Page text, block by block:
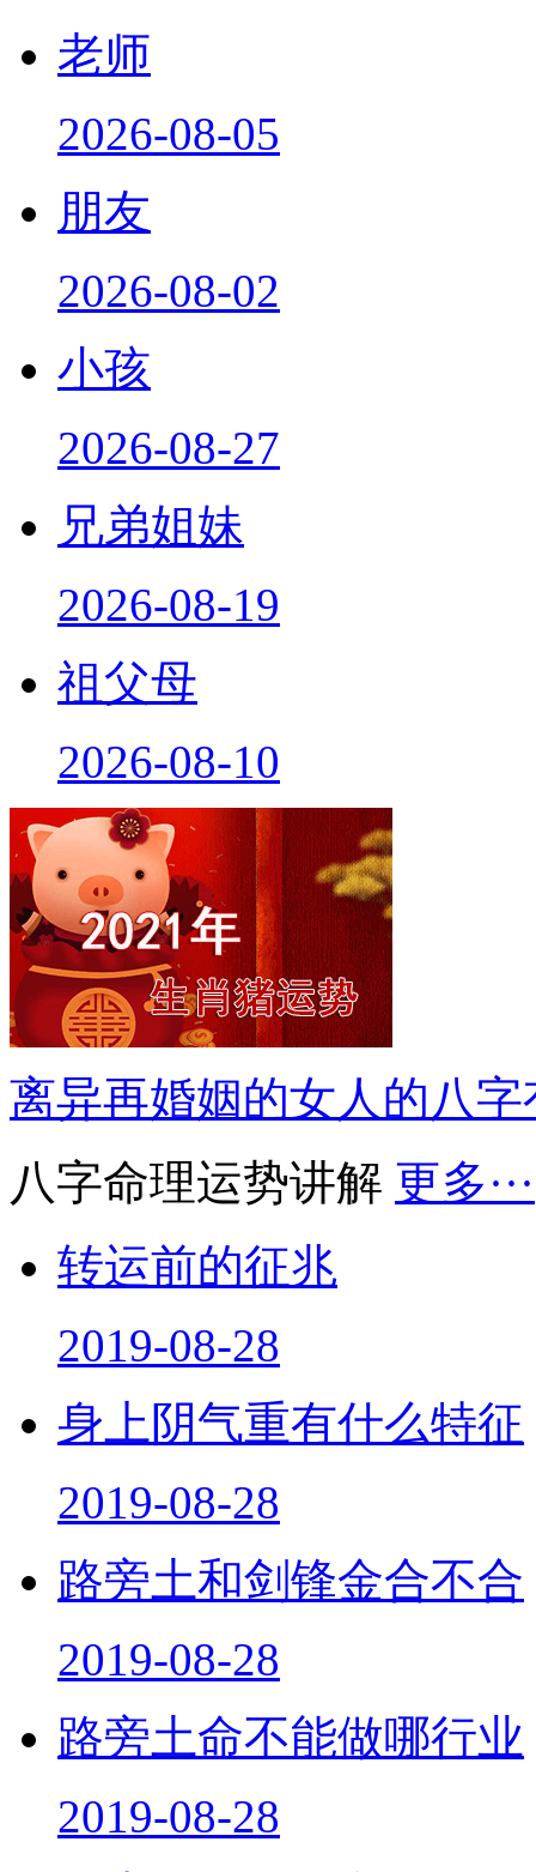
老师
2026-08-05
朋友
2026-08-02
小孩
2026-08-27
兄弟姐妹
2026-08-19
祖父母
2026-08-10
离异再婚姻的女人的八
八字命理运势讲解 更多···
转运前的征兆
2019-08-28
身上阴气重有什么特征
2019-08-28
路旁土和剑锋金合不合
2019-08-28
路旁土命不能做哪行业
2019-08-28